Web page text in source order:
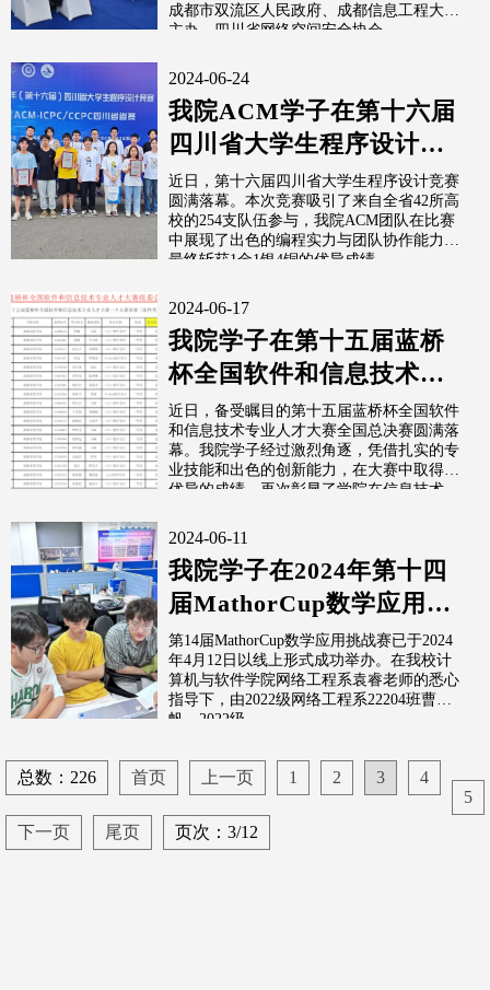
成都市双流区人民政府、成都信息工程大学
主办，四川省网络空间安全协会、...
2024-06-24
我院ACM学子在第十六届
四川省大学生程序设计竞
赛获奖
近日，第十六届四川省大学生程序设计竞赛
圆满落幕。本次竞赛吸引了来自全省42所高
校的254支队伍参与，我院ACM团队在比赛
中展现了出色的编程实力与团队协作能力，
最终斩获1金1银4铜的优异成绩，...
2024-06-17
我院学子在第十五届蓝桥
杯全国软件和信息技术专
业人才大赛全国总决赛中
斩获佳绩
近日，备受瞩目的第十五届蓝桥杯全国软件
和信息技术专业人才大赛全国总决赛圆满落
幕。我院学子经过激烈角逐，凭借扎实的专
业技能和出色的创新能力，在大赛中取得了
优异的成绩，再次彰显了学院在信息技术
2024-06-11
我院学子在2024年第十四
届MathorCup数学应用挑
战赛川渝赛区获得优异成
绩
第14届MathorCup数学应用挑战赛已于2024
年4月12日以线上形式成功举办。在我校计
算机与软件学院网络工程系袁睿老师的悉心
指导下，由2022级网络工程系22204班曹译
帆、2022级...
总数：226 首页 上一页 1 2 3
4
5
下一页
尾页 页次：3/12